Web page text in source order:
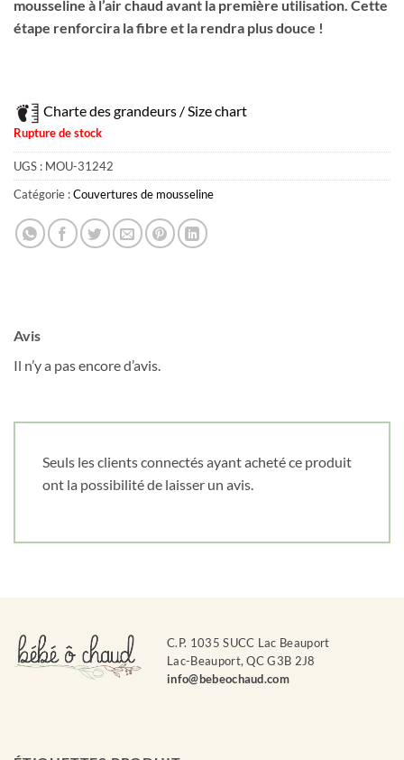
mousseline à l’air chaud avant la première utilisation. Cette
étape renforcira la fibre et la rendra plus douce !
Charte des grandeurs / Size chart
Rupture de stock
UGS : MOU-31242
Catégorie :Couvertures de mousseline
Avis
Il n’y a pas encore d’avis.
Seuls les clients connectés ayant acheté ce produit
ont la possibilité de laisser un avis.
C.P. 1035 SUCC Lac Beauport
Lac-Beauport, QC G3B 2J8
info@bebeochaud.com
Obtenez un 10% de rabais sur votre
prochaine commande en vous inscrivant à
Courriel
Nom*
Date de naissance